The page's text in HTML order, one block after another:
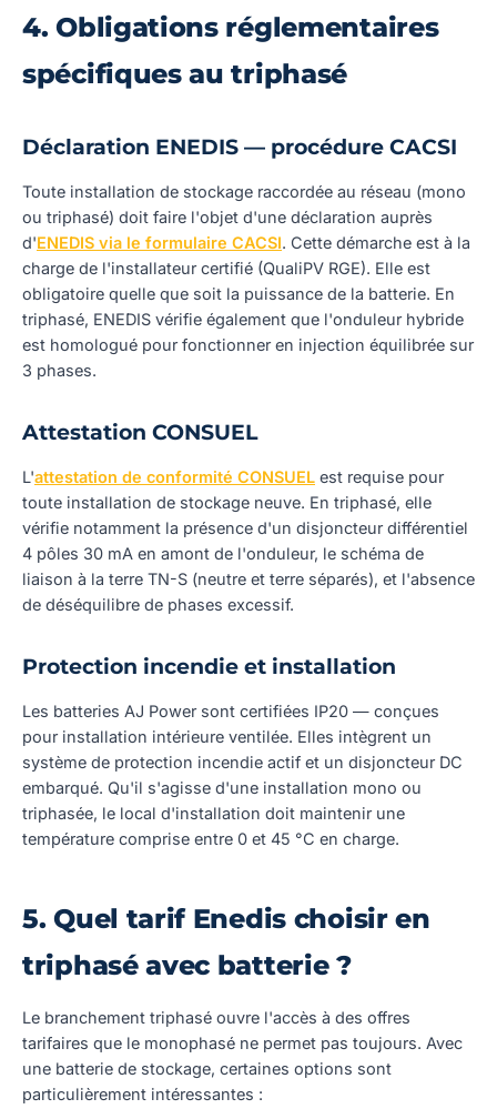
4. Obligations réglementaires
spécifiques au triphasé
Déclaration ENEDIS — procédure CACSI
Toute installation de stockage raccordée au réseau (mono
ou triphasé) doit faire l'objet d'une déclaration auprès
d'ENEDIS via le formulaire CACSI. Cette démarche est à la
charge de l'installateur certifié (QualiPV RGE). Elle est
obligatoire quelle que soit la puissance de la batterie. En
triphasé, ENEDIS vérifie également que l'onduleur hybride
est homologué pour fonctionner en injection équilibrée sur
3 phases.
Attestation CONSUEL
L'attestation de conformité CONSUEL est requise pour
toute installation de stockage neuve. En triphasé, elle
vérifie notamment la présence d'un disjoncteur différentiel
4 pôles 30 mA en amont de l'onduleur, le schéma de
liaison à la terre TN-S (neutre et terre séparés), et l'absence
de déséquilibre de phases excessif.
Protection incendie et installation
Les batteries AJ Power sont certifiées IP20 — conçues
pour installation intérieure ventilée. Elles intègrent un
système de protection incendie actif et un disjoncteur DC
embarqué. Qu'il s'agisse d'une installation mono ou
triphasée, le local d'installation doit maintenir une
température comprise entre 0 et 45 °C en charge.
5. Quel tarif Enedis choisir en
triphasé avec batterie ?
Le branchement triphasé ouvre l'accès à des offres
tarifaires que le monophasé ne permet pas toujours. Avec
une batterie de stockage, certaines options sont
particulièrement intéressantes :